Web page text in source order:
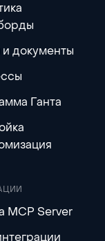
документы
Ганта
MCP Server